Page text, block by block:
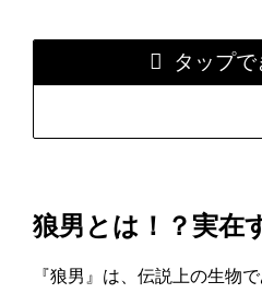
タップ
狼男とは！？実在
『狼男』は、伝説上の生物